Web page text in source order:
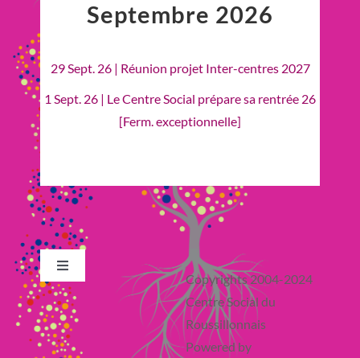
Septembre 2026
29 Sept. 26 | Réunion projet Inter-centres 2027
1 Sept. 26 | Le Centre Social prépare sa rentrée 26
[Ferm. exceptionnelle]
Toggle
Navigation
Retour en Haut
Copyrights 2004-2024
Centre Social du
Roussillonnais
Powered by